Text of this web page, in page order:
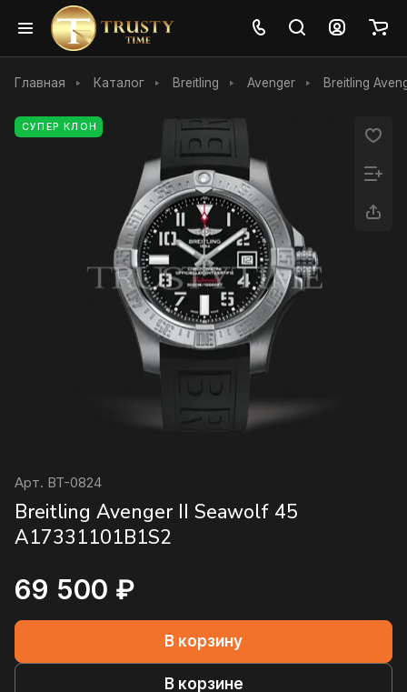
Главная Каталог Breitling Avenger Breitling
СУПЕР КЛОН
Арт. BT-0824
Breitling Avenger II Seawolf 45
A17331101B1S2
69 500 ₽
В корзину
В корзине